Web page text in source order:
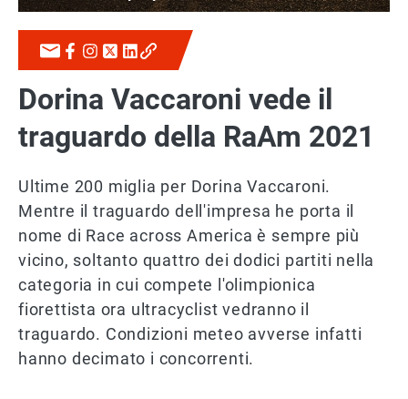
Dorina Vaccaroni vede il
traguardo della RaAm 2021
Ultime 200 miglia per Dorina Vaccaroni.
Mentre il traguardo dell'impresa he porta il
nome di Race across America è sempre più
vicino, soltanto quattro dei dodici partiti nella
categoria in cui compete l'olimpionica
fiorettista ora ultracyclist vedranno il
traguardo. Condizioni meteo avverse infatti
hanno decimato i concorrenti.